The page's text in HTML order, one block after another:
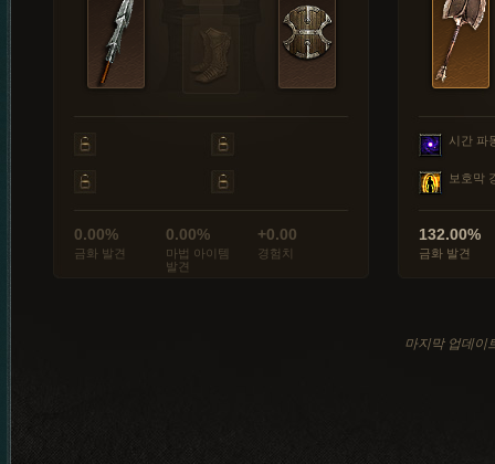
0.00%
금화 발견
0.00%
마법 아이템
발견
+0.00
경험치
시간 파
보호막
132.00%
금화 발견
마지막 업데이